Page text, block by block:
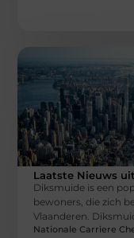
Laatste Nieuws
Diksmuide is een
bewoners, die zich
Vlaanderen.
Nationale Carriere